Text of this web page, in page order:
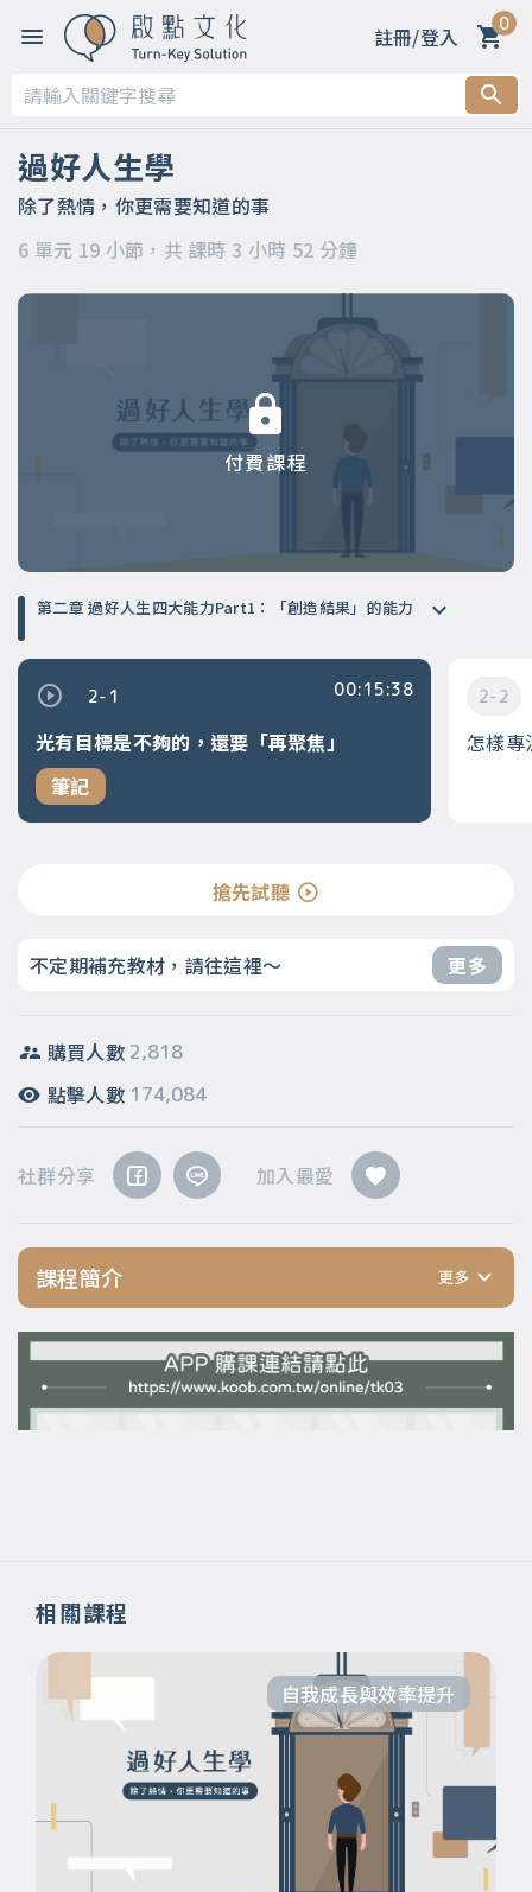
註冊/登入 0
過好人生學
除了熱情，你更需要知道的事
6 單元 19 小節，共 課時 3 小時 52 分鐘
付費課程
第一章 你適合上這門課嗎？
第二章 過好人生四大能力Part1：「創造結果」的能力
第三章 過好人生四大能力Part2：「建立生態圈」的能力
第四章 過好人生四大能力Part3：「做決定」的能力
第六章 五個滿足～你的「人生羅盤」
第二章 過好人生四大能力Part1：「創造結果」的能力
2-1
光有目標是不夠的，還要「再聚焦」
筆記
00:15:38 2-2
怎樣專
搶先試聽
不定期補充教材，請往這裡～ 更多
購買人數 2,818
點擊人數 174,084
社群分享 加入最愛
課程簡介
相關課程
自我成長與效率提升